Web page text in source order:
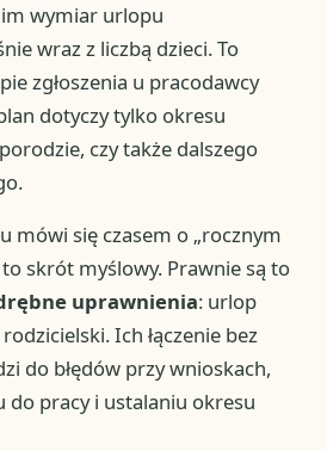
wymiar urlopu
wraz z liczbą dzieci. To
zgłoszenia u pracodawcy
dotyczy tylko okresu
czy także dalszego
mówi się czasem o „rocznym
skrót myślowy. Prawnie są to
uprawnienia: urlop
Ich łączenie bez
do błędów przy wnioskach,
pracy i ustalaniu okresu